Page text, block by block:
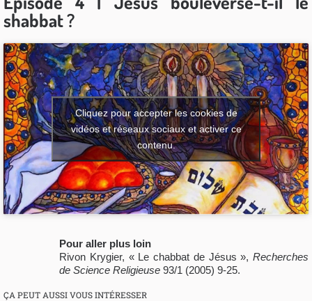
shabbat ?
Cliquez pour accepter les cookies de
vidéos et réseaux sociaux et activer ce
contenu.
Pour aller plus loin
Rivon Krygier, « Le chabbat de Jésus », Recherches
de Science Religieuse 93/1 (2005) 9-25.
ÇA PEUT AUSSI VOUS INTÉRESSER